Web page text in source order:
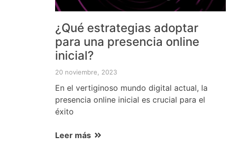
¿Qué estrategias adoptar
para una presencia online
inicial?
20 noviembre, 2023
En el vertiginoso mundo digital actual, la
presencia online inicial es crucial para el
éxito
Leer más